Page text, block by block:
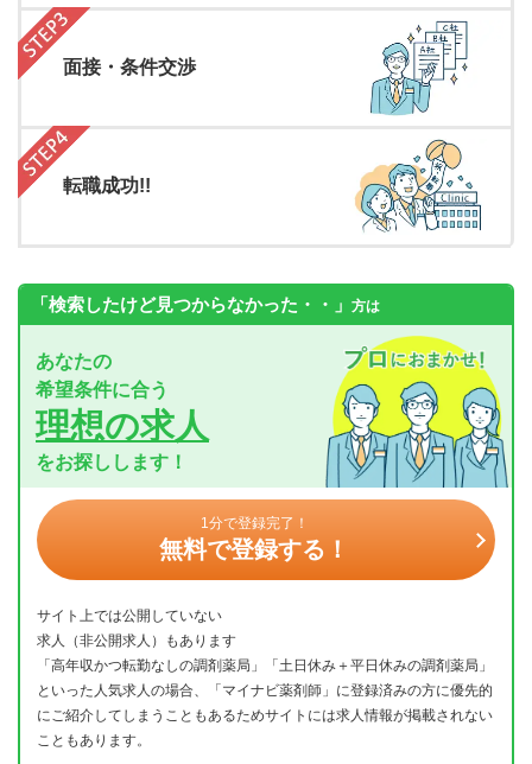
面接・条件交渉
転職成功!!
「検索したけど見つからなかった・・」 方は
あなたの
希望条件に合う
理想の求人
をお探しします！
1分で登録完了！
無料で登録する！
サイト上では公開していない
求人（非公開求人）もあります
「高年収かつ転勤なしの調剤薬局」「土日休み＋平日休みの調剤薬局」
といった人気求人の場合、「マイナビ薬剤師」に登録済みの方に優先的
にご紹介してしまうこともあるためサイトには求人情報が掲載されない
こともあります。